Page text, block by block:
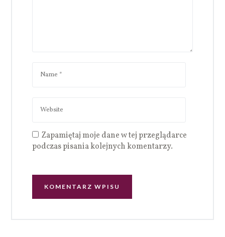
Zapamiętaj moje dane w tej przeglądarce
podczas pisania kolejnych komentarzy.